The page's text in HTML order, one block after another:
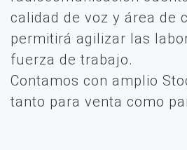
calidad de voz y área de
permitirá agilizar las
fuerza de trabajo.
Contamos con amplio
tanto para venta como